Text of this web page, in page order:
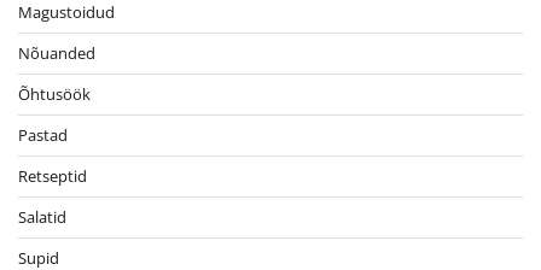
Magustoidud
Nõuanded
Õhtusöök
Pastad
Retseptid
Salatid
Supid